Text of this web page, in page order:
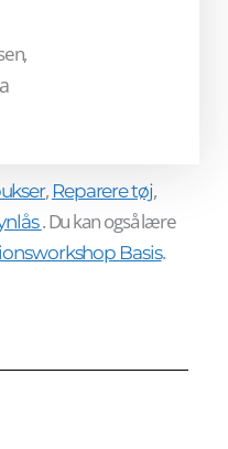
, Reparere tøj,
. Du kan også lære
Basis.